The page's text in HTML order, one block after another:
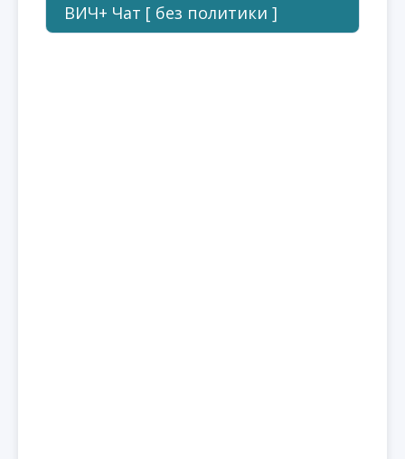
ВИЧ+ Чат [ без политики ]